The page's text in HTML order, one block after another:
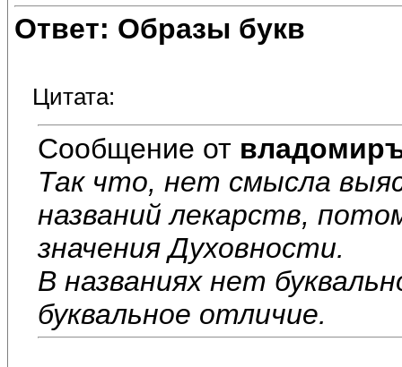
Ответ: Образы букв
Цитата:
Сообщение от
Так что, нет смысла
названий лекарств,
значения Духовности.
В названиях нет
буквальное отличие.